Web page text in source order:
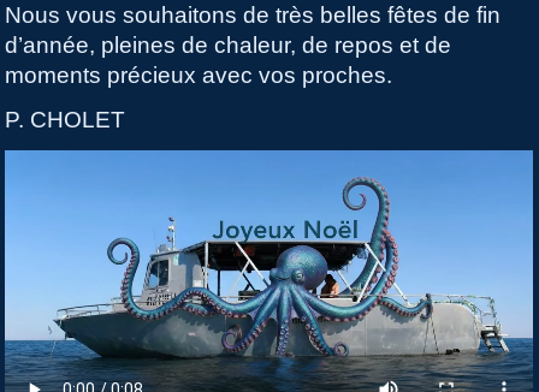
Nous vous souhaitons de très belles fêtes de fin
d’année, pleines de chaleur, de repos et de
moments précieux avec vos proches.
P. CHOLET